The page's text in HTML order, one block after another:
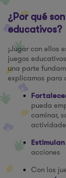
¿Por qué
educativos?
¡Jugar con ellos
juegos
una parte
explicamos para
pueda
caminar,
acciones
Con los